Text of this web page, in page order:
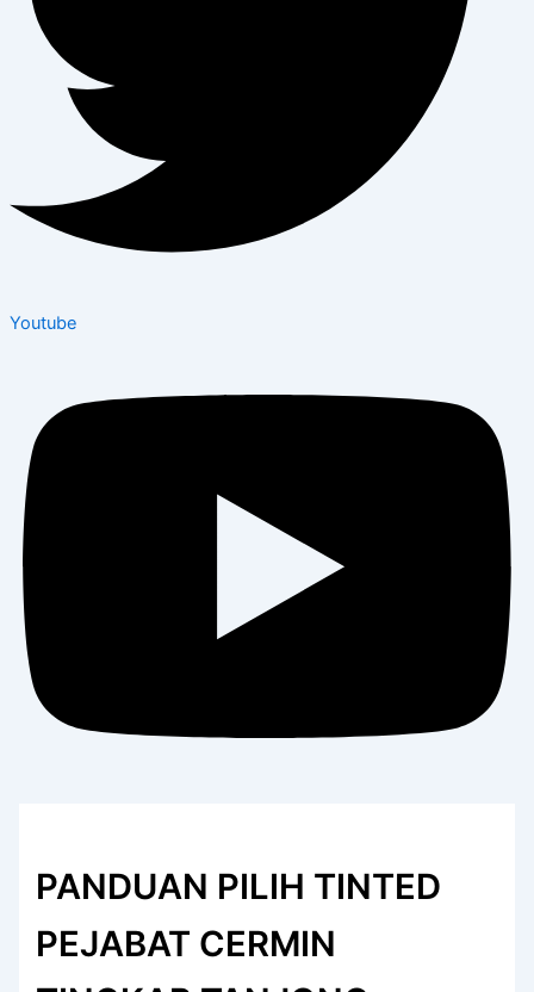
Youtube
PANDUAN PILIH TINTED
PEJABAT CERMIN